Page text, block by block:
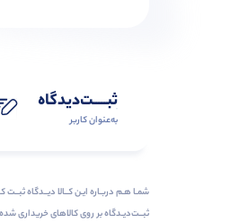
ثبـــــت‌دیدگاه
به‌عنوان کاربر
شمـا هـم دربـاره ایـن کــالا دیــدگاه ثبــت